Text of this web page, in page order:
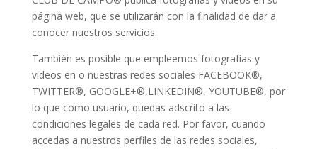
página web, que se utilizarán con la finalidad de dar a
conocer nuestros servicios.
También es posible que empleemos fotografías y
videos en o nuestras redes sociales FACEBOOK®,
TWITTER®, GOOGLE+®,LINKEDIN®, YOUTUBE®, por
lo que como usuario, quedas adscrito a las
condiciones legales de cada red. Por favor, cuando
accedas a nuestros perfiles de las redes sociales,